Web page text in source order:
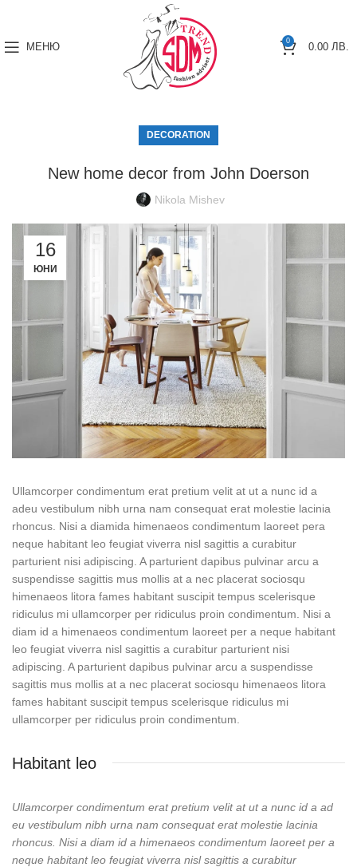
МЕНЮ
0
0.00 ЛВ.
DECORATION
New home decor from John Doerson
Nikola Mishev
16
ЮНИ
Ullamcorper condimentum erat pretium velit at ut a nunc id a
adeu vestibulum nibh urna nam consequat erat molestie lacinia
rhoncus. Nisi a diamida himenaeos condimentum laoreet pera
neque habitant leo feugiat viverra nisl sagittis a curabitur
parturient nisi adipiscing. A parturient dapibus pulvinar arcu a
suspendisse sagittis mus mollis at a nec placerat sociosqu
himenaeos litora fames habitant suscipit tempus scelerisque
ridiculus mi ullamcorper per ridiculus proin condimentum. Nisi a
diam id a himenaeos condimentum laoreet per a neque habitant
leo feugiat viverra nisl sagittis a curabitur parturient nisi
adipiscing. A parturient dapibus pulvinar arcu a suspendisse
sagittis mus mollis at a nec placerat sociosqu himenaeos litora
fames habitant suscipit tempus scelerisque ridiculus mi
ullamcorper per ridiculus proin condimentum.
Habitant leo
Ullamcorper condimentum erat pretium velit at ut a nunc id a ad
eu vestibulum nibh urna nam consequat erat molestie lacinia
rhoncus. Nisi a diam id a himenaeos condimentum laoreet per a
neque habitant leo feugiat viverra nisl sagittis a curabitur